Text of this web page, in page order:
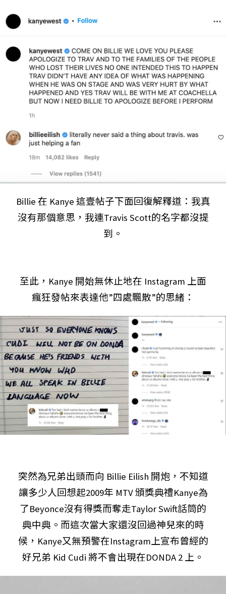
Billie 在 Kanye 這壹帖子下面回復解釋道：我真
沒有那個意思，我連Travis Scott的名字都沒提
到。
至此，Kanye 開始無休止地在 Instagram 上面
瘋狂發帖來表達他”四處飄散”的思緒：
突然為兄弟出頭而向 Billie Eilish 開炮，不知道
讓多少人回想起2009年 MTV 頒獎典禮Kanye為
了Beyonce沒有得獎而奪走Taylor Swift話筒的
典中典。而這次當大家還沒回過神兒來的時
候，Kanye又無預警在Instagram上宣布曾經的
好兄弟 Kid Cudi 將不會出現在DONDA 2 上。